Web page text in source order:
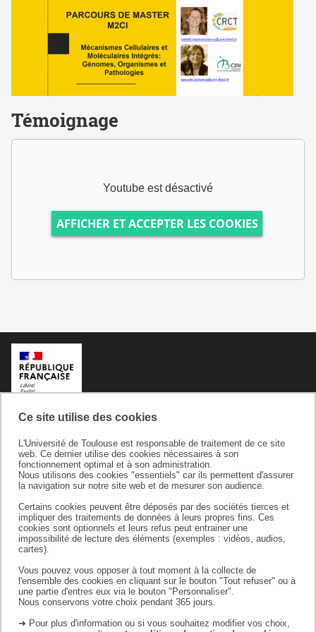
Ce site utilise des cookies
L'Université de Toulouse est responsable de traitement de ce site
web. Ce dernier utilise des cookies nécessaires à son
fonctionnement optimal et à son administration.
Nous utilisons des cookies "essentiels" car ils permettent d'assurer
la navigation sur notre site web et de mesurer son audience.
Certains cookies peuvent être déposés par des sociétés tierces et
impliquer des traitements de données à leurs propres fins. Ces
cookies sont optionnels et leurs refus peut entrainer une
impossibilité de lecture des éléments (exemples : vidéos, audios,
cartes).
Vous pouvez vous opposer à tout moment à la collecte de
l'ensemble des cookies en cliquant sur le bouton "Tout refuser" ou à
une partie d'entres eux via le bouton "Personnaliser".
Nous conservons votre choix pendant 365 jours.
➜ Pour plus d'information ou si vous souhaitez modifier vos choix,
FORMATIONS
M2CI
Témoignage
Youtube est désactivé
AFFICHER ET ACCEPTER LES COOKIES
Université de Toulouse
118 route de Narbonne
31062 TOULOUSE CEDEX 9
téléphone +33 (0)5 61 55 66 11